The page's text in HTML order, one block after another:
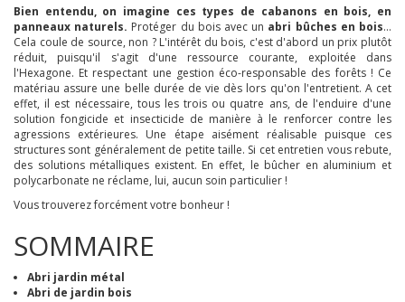
Bien entendu, on imagine ces types de cabanons en bois, en
panneaux naturels. Protéger du bois avec un abri bûches en bois...
Cela coule de source, non ? L'intérêt du bois, c'est d'abord un prix plutôt
réduit, puisqu'il s'agit d'une ressource courante, exploitée dans
l'Hexagone. Et respectant une gestion éco-responsable des forêts ! Ce
matériau assure une belle durée de vie dès lors qu'on l'entretient. A cet
effet, il est nécessaire, tous les trois ou quatre ans, de l'enduire d'une
solution fongicide et insecticide de manière à le renforcer contre les
agressions extérieures. Une étape aisément réalisable puisque ces
structures sont généralement de petite taille. Si cet entretien vous rebute,
des solutions métalliques existent. En effet, le bûcher en aluminium et
polycarbonate ne réclame, lui, aucun soin particulier !
Vous trouverez forcément votre bonheur !
SOMMAIRE
Abri jardin métal
Abri de jardin bois